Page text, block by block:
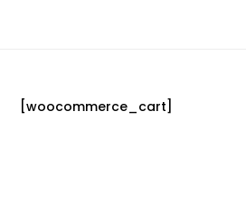
[woocommerce_cart]